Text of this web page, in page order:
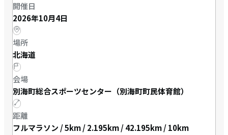
開催日
2026年10月4日
場所
北海道
会場
別海町総合スポーツセンター（別海町町民体育館）
距離
フルマラソン / 5km / 2.195km / 42.195km / 10km